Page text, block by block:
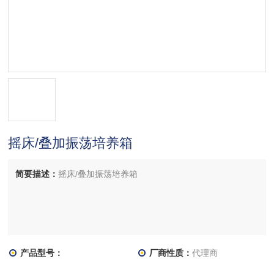
摇床/叠加振荡培养箱
简要描述：摇床/叠加振荡培养箱
产品型号： 厂商性质： 代理商